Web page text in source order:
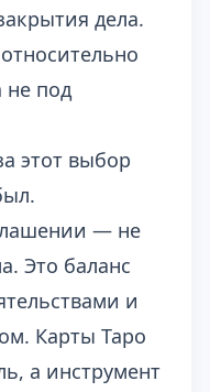
дела.
не под
этот выбор
— не
Это баланс
и
Карты Таро
а инструмент